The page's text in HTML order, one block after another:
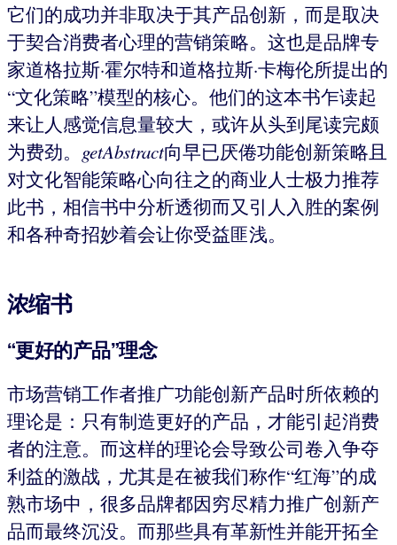
它们的成功并非取决于其产品创新，而是取决
于契合消费者心理的营销策略。这也是品牌专
家道格拉斯·霍尔特和道格拉斯·卡梅伦所提出的
“文化策略”模型的核心。他们的这本书乍读起
来让人感觉信息量较大，或许从头到尾读完颇
为费劲。 getAbstract向早已厌倦功能创新策略且
对文化智能策略心向往之的商业人士极力推荐
此书，相信书中分析透彻而又引人入胜的案例
和各种奇招妙着会让你受益匪浅。
浓缩书
“更好的产品”理念
市场营销工作者推广功能创新产品时所依赖的
理论是：只有制造更好的产品，才能引起消费
者的注意。而这样的理论会导致公司卷入争夺
利益的激战，尤其是在被我们称作“红海”的成
熟市场中，很多品牌都因穷尽精力推广创新产
品而最终沉没。而那些具有革新性并能开拓全